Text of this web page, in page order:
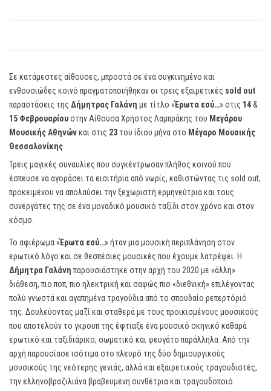
Σε κατάμεστες αίθουσες, μπροστά σε ένα συγκινημένο και
ενθουσιώδες κοινό πραγματοποιήθηκαν οι τρεις εξαιρετικές sold out
παραστάσεις της Δήμητρας Γαλάνη με τίτλο «Έρωτα εσύ…» στις 14&
15 Φεβρουαρίουστην Αίθουσα Χρήστος Λαμπράκης του Μεγάρου
Μουσικής Αθηνώνκαι στις 23του ίδιου μήνα στο Μέγαρο Μουσικής
Θεσσαλονίκης
Τρεις μαγικές συναυλίες που συγκέντρωσαν πλήθος κοινού που
έσπευσε να αγοράσει τα εισιτήρια από νωρίς, καθιστώντας τις sold out,
προκειμένου να απολαύσει την ξεχωριστή ερμηνεύτρια και τους
συνεργάτες της σε ένα μοναδικό μουσικό ταξίδι στον χρόνο και στον
κόσμο.
Το αφιέρωμα «Έρωτα εσύ…» ήταν μια μουσική περιπλάνηση στον
ερωτικό λόγο και σε θεσπέσιες μουσικές που έχουμε λατρέψει. Η
Δήμητρα Γαλάνηπαρουσιάστηκε στην αρχή του 2020 με «άλλη»
διάθεση, πιο ποπ, πιο ηλεκτρική και σαφώς πιο «διεθνική» επιλέγοντας
πολύ γνωστά και αγαπημένα τραγούδια από το σπουδαίο ρεπερτόριό
της. Δουλεύοντας μαζί και σταθερά με τους προικισμένους μουσικούς
που αποτελούν το γκρουπ της έφτιαξε ένα μουσικό σκηνικό καθαρά
ερωτικό και ταξιδιάρικο, σωματικό και φευγάτο παράλληλα. Από την
αρχή παρουσίασε ισότιμα στο πλευρό της δύο δημιουργικούς
μουσικούς της νεότερης γενιάς, αλλά και εξαιρετικούς τραγουδιστές,
την ελληνοβραζιλιάνα βραβευμένη συνθέτρια και τραγουδοποιό